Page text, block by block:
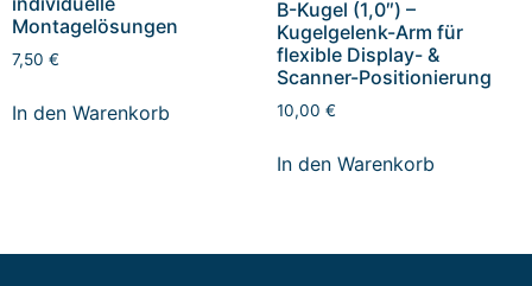
Montagelösungen
7,50 €
In den Warenkorb
B-Kugel (1,0″) –
Kugelgelenk-Arm für
flexible Display- &
Scanner-Positionierung
10,00 €
In den Warenkorb